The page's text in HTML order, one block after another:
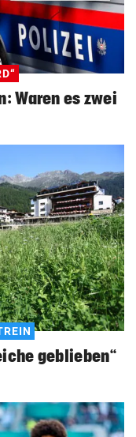
Waren es zwei
geblieben“